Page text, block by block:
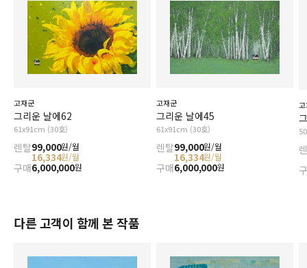
고재군
그리운 날에62
61x91cm (30호)
렌탈99,000원/월
16,334원/월
구매6,000,000원
고재군
그리운 날에45
61x91cm (30호)
렌탈99,000원/월
16,334원/월
구매6,000,000원
다른 고객이 함께 본 작품